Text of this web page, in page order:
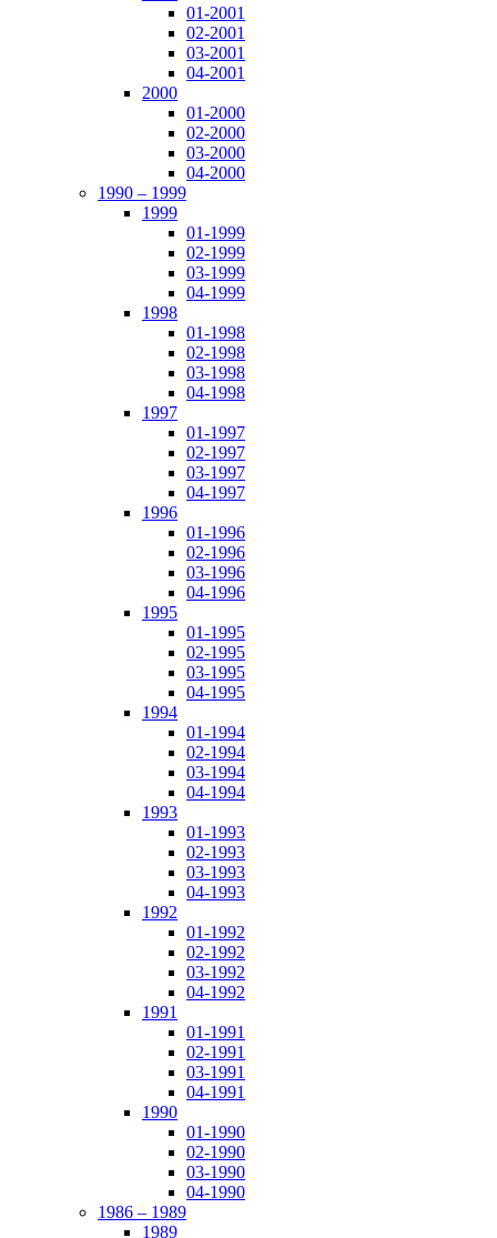
01-2001
02-2001
03-2001
04-2001
2000
01-2000
02-2000
03-2000
04-2000
1990 – 1999
1999
01-1999
02-1999
03-1999
04-1999
1998
01-1998
02-1998
03-1998
04-1998
1997
01-1997
02-1997
03-1997
04-1997
1996
01-1996
02-1996
03-1996
04-1996
1995
01-1995
02-1995
03-1995
04-1995
1994
01-1994
02-1994
03-1994
04-1994
1993
01-1993
02-1993
03-1993
04-1993
1992
01-1992
02-1992
03-1992
04-1992
1991
01-1991
02-1991
03-1991
04-1991
1990
01-1990
02-1990
03-1990
04-1990
1986 – 1989
1989